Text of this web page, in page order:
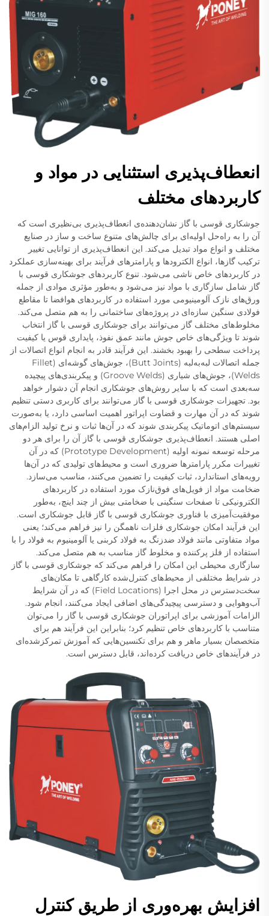
انعطاف‌پذیری استثنایی در مواد و
کاربردهای مختلف
جوشکاری قوسی با گاز نشان‌دهنده‌ی انعطاف‌پذیری بی‌نظیری است که
آن را به راه‌حل اولیه‌ای برای چالش‌های متنوع ساخت و ساز در صنایع
مختلف و انواع مواد تبدیل می‌کند. این انعطاف‌پذیری از توانایی تغییر
ترکیب گازها، انواع الکترودها و پارامترهای فرآیند برای بهینه‌سازی عملکرد
در کاربردهای خاص ناشی می‌شود. تنوع کاربردهای جوشکاری قوسی با
گاز شامل سازگاری با مواد نیز می‌شود و به‌طور مؤثری موادی از جمله
ورق‌های نازک آلومینیومی مورد استفاده در کاربردهای هوافضا تا مقاطع
فولادی سنگین سازه‌ای در پروژه‌های ساختمانی را به هم متصل می‌کند.
مخلوط‌های مختلف گاز می‌توانند برای جوشکاری قوسی با گاز انتخاب
شوند تا ویژگی‌های خاص جوش مانند عمق نفوذ، پایداری قوس یا کیفیت
پرداخت سطحی را بهبود بخشند. این فرآیند قادر به انجام انواع اتصالات از
جمله اتصالات لبه‌به‌لبه (Butt Joints)، جوش‌های گوشه‌ای (Fillet
Welds)، جوش‌های شیاری (Groove Welds) و پیکربندی‌های پیچیده
سه‌بعدی است که با سایر روش‌های جوشکاری انجام آن دشوار خواهد
بود. تجهیزات جوشکاری قوسی با گاز می‌توانند برای کاربری دستی تنظیم
شوند که در آن مهارت و قضاوت اپراتور اهمیت اساسی دارد، یا به‌صورت
سیستم‌های اتوماتیک پیکربندی شوند که در آن‌ها ثبات و نرخ تولید الزام‌های
اصلی هستند. انعطاف‌پذیری جوشکاری قوسی با گاز آن را برای هر دو
مرحله توسعه نمونه اولیه (Prototype Development) که در آن
تغییرات مکرر پارامترها ضروری است و محیط‌های تولیدی که در آن‌ها
رویه‌های استاندارد، ثبات کیفیت را تضمین می‌کنند، مناسب می‌سازد.
ضخامت مواد از فویل‌های فوق‌نازک مورد استفاده در کاربردهای
الکترونیکی تا صفحات سنگینی با ضخامتی بیش از چند اینچ، به‌طور
موفقیت‌آمیزی با فناوری جوشکاری قوسی با گاز قابل جوشکاری است.
این فرآیند امکان جوشکاری فلزات ناهمگن را نیز فراهم می‌کند؛ یعنی
مواد متفاوتی مانند فولاد ضدزنگ به فولاد کربنی یا آلومینیوم به فولاد را با
استفاده از فلز پرکننده و مخلوط گاز مناسب به هم متصل می‌کند.
سازگاری محیطی این امکان را فراهم می‌کند که جوشکاری قوسی با گاز
در شرایط مختلفی از محیط‌های کنترل‌شده کارگاهی تا مکان‌های
سخت‌دسترس در محل اجرا (Field Locations) که در آن شرایط
آب‌وهوایی و دسترسی پیچیدگی‌های اضافی ایجاد می‌کنند، انجام شود.
الزامات آموزشی برای اپراتوران جوشکاری قوسی با گاز را می‌توان
متناسب با کاربردهای خاص تنظیم کرد؛ بنابراین این فرآیند هم برای
متخصصان بسیار ماهر و هم برای تکنسین‌هایی که آموزش تمرکزشده‌ای
در فرآیندهای خاص دریافت کرده‌اند، قابل دسترس است.
افزایش بهره‌وری از طریق کنترل